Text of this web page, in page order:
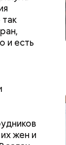
и есть
жен и